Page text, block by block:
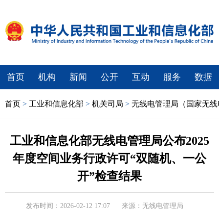
首页 机构 新闻 公开 互动 服务 数据
首页 > 工业和信息化部 > 机关司局 > 无线电管理局（国家无
工业和信息化部无线电管理局公布2025
年度空间业务行政许可“双随机、一公
开”检查结果
发布时间：2026-02-12 17:07 来源：无线电管理局